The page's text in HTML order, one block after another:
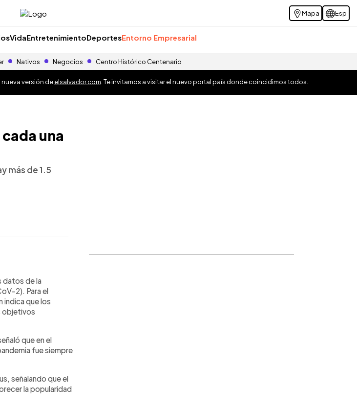
Mapa Esp
VidaEntretenimientoDeportesEntorno Empresarial
Nativos Negocios Centro Histórico Centenario
nueva versión deelsalvador.com . Te invitamos a visitar el nuevo portal país donde coincidimos todos.
una
más de 1.5
datos de la
2). Para el
indica que los
objetivos
que en el
fue siempre
señalando que el
la popularidad